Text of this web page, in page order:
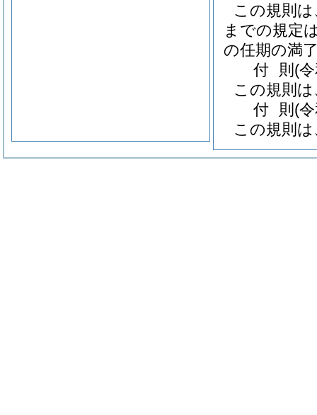
この規則
までの規定
の任期の満
付 則 (
この規則
付 則 (
この規則